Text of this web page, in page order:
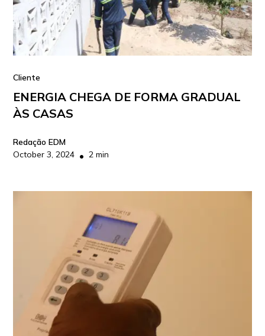
Cliente
ENERGIA CHEGA DE FORMA GRADUAL
ÀS CASAS
Redação EDM
October 3, 2024 • 2 min